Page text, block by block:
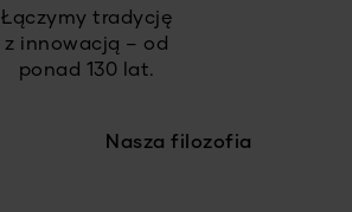
Łączymy tradycję
z innowacją – od
ponad 130 lat.
Nasza filozofia